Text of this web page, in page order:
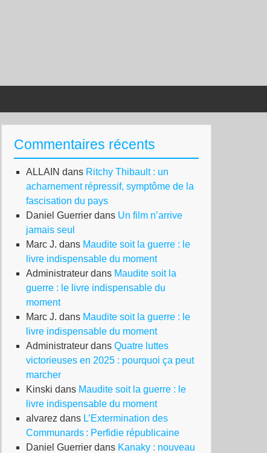
Commentaires récents
ALLAIN dans Ritchy Thibault : un
acharnement répressif, symptôme de la
fascisation du pays
Daniel Guerrier dans Un film n’arrive
jamais seul
Marc J. dans Maudite soit la guerre : le
livre indispensable du moment
Administrateur dans Maudite soit la
guerre : le livre indispensable du
moment
Marc J. dans Maudite soit la guerre : le
livre indispensable du moment
Administrateur dans Quatre luttes
victorieuses en 2025 : pourquoi ça peut
marcher
Kinski dans Maudite soit la guerre : le
livre indispensable du moment
alvarez dans L’Extermination des
Communards : Perfidie républicaine
Daniel Guerrier dans Kanaky : nouveau